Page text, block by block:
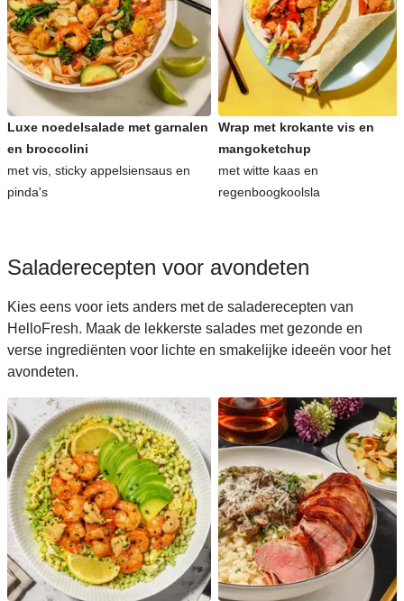
Luxe noedelsalade met garnalen
en broccolini
met vis, sticky appelsiensaus en
pinda's
Wrap met krokante vis en
mangoketchup
met witte kaas en
regenboogkoolsla
Saladerecepten voor avondeten
Kies eens voor iets anders met de saladerecepten van
HelloFresh. Maak de lekkerste salades met gezonde en
verse ingrediënten voor lichte en smakelijke ideeën voor het
avondeten.